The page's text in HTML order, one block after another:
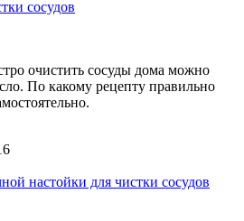
сосудов
очистить сосуды дома можно
По какому рецепту правильно
настойки для чистки сосудов